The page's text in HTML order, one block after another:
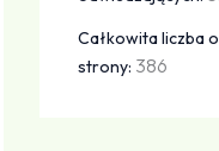
Całkowita liczba
strony: 386